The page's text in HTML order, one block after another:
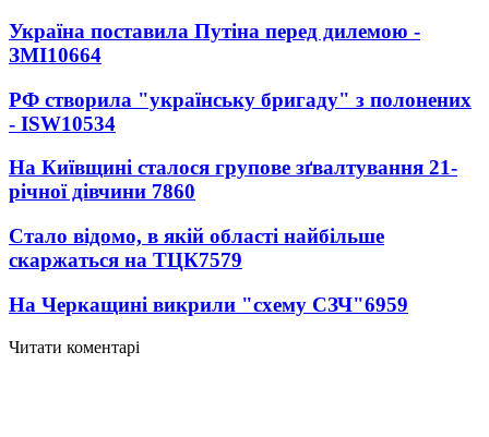
Україна поставила Путіна перед дилемою -
ЗМІ10664
РФ створила "українську бригаду" з полонених
- ISW10534
На Київщині сталося групове зґвалтування 21-
річної дівчини 7860
Стало відомо, в якій області найбільше
скаржаться на ТЦК7579
На Черкащині викрили "схему СЗЧ"6959
Читати коментарі